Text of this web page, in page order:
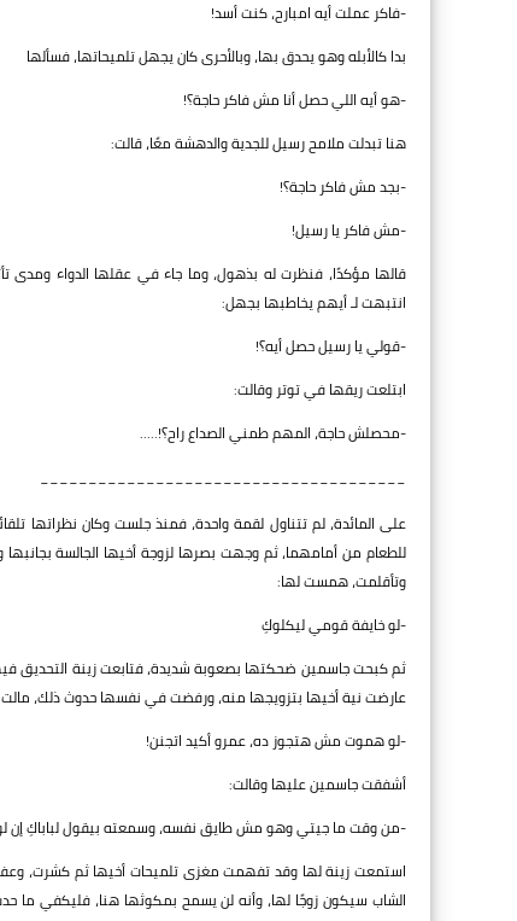
-فاكر عملت أيه امبارح، كنت أسد!
بدا كالأبله وهو يحدق بها، وبالأحرى كان يجهل تلميحاتها، فسألها
-هو أيه اللي حصل أنا مش فاكر حاجة؟!
هنا تبدلت ملامح رسيل للجدية والدهشة معًا، قالت:
-بجد مش فاكر حاجة؟!
-مش فاكر يا رسيل!
قالها مؤكدًا، فنظرت له بذهول، وما جاء في عقلها الدواء ومدى
انتبهت لـ أيهم يخاطبها بجهل:
-قولي يا رسيل حصل أيه؟!
ابتلعت ريقها في توتر وقالت:
-محصلش حاجة، المهم طمني الصداع راح؟!.....
______________________________________
على المائدة، لم تتناول لقمة واحدة، فمنذ جلست وكان نظراتها
للطعام من أمامهما، ثم وجهت بصرها لزوجة أخيها الجالسة
وتأقلمت، همست لها:
-لو خايفة قومي ليكلوكِ
ثم كبحت جاسمين ضحكتها بصعوبة شديدة، فتابعت زينة التحديق
عارضت نية أخيها بتزويجها منه، ورفضت في نفسها حدوث ذلك،
-لو هموت مش هتجوز ده، عمرو أكيد اتجنن!
أشفقت جاسمين عليها وقالت:
-من وقت ما جيتي وهو مش طايق نفسه، وسمعته بيقول لباباكِ إن
استمعت زينة لها وقد تفهمت مغزى تلميحات أخيها ثم كشرت،
الشاب سيكون زوجًا لها، وأنه لن يسمح بمكوثها هنا، فليكفي ما